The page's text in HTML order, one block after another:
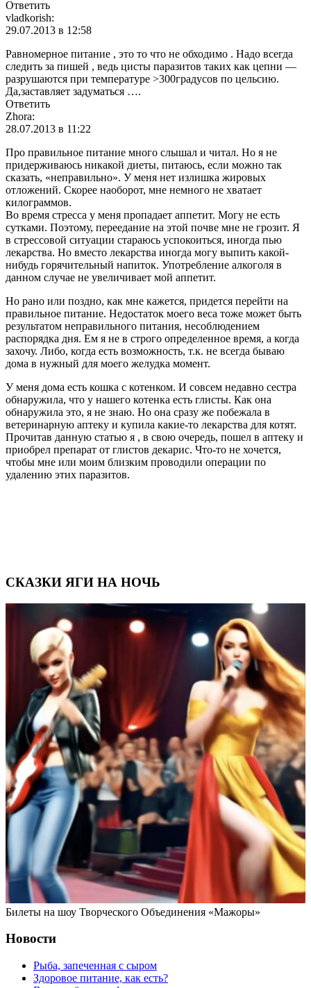
Ответить
vladkorish:
29.07.2013 в 12:58
Равномерное питание , это то что не обходимо . Надо всегда
следить за пишей , ведь цисты паразитов таких как цепни —
разрушаются при температуре >300градусов по цельсию.
Да,заставляет задуматься ….
Ответить
Zhora:
28.07.2013 в 11:22
Про правильное питание много слышал и читал. Но я не
придерживаюсь никакой диеты, питаюсь, если можно так
сказать, «неправильно». У меня нет излишка жировых
отложений. Скорее наоборот, мне немного не хватает
килограммов.
Во время стресса у меня пропадает аппетит. Могу не есть
сутками. Поэтому, переедание на этой почве мне не грозит. Я
в стрессовой ситуации стараюсь успокоиться, иногда пью
лекарства. Но вместо лекарства иногда могу выпить какой-
нибудь горячительный напиток. Употребление алкоголя в
данном случае не увеличивает мой аппетит.
Но рано или поздно, как мне кажется, придется перейти на
правильное питание. Недостаток моего веса тоже может быть
результатом неправильного питания, несоблюдением
распорядка дня. Ем я не в строго определенное время, а когда
захочу. Либо, когда есть возможность, т.к. не всегда бываю
дома в нужный для моего желудка момент.
У меня дома есть кошка с котенком. И совсем недавно сестра
обнаружила, что у нашего котенка есть глисты. Как она
обнаружила это, я не знаю. Но она сразу же побежала в
ветеринарную аптеку и купила какие-то лекарства для котят.
Прочитав данную статью я , в свою очередь, пошел в аптеку и
приобрел препарат от глистов декарис. Что-то не хочется,
чтобы мне или моим близким проводили операции по
удалению этих паразитов.
СКАЗКИ ЯГИ НА НОЧЬ
Билеты на шоу Творческого Объединения «Мажоры»
Новости
Рыба, запеченная с сыром
Здоровое питание, как есть?